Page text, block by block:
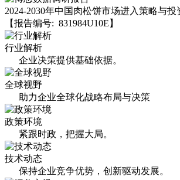
2024-2030年中国肉松饼市场进入策略与
【报告编号: 831984U10E】
行业解析
企业决策提供基础依据。
全球视野
助力企业全球化战略布局与决策
政策环境
紧跟时政，把握大局。
技术动态
保持企业竞争优势，创新驱动发展。